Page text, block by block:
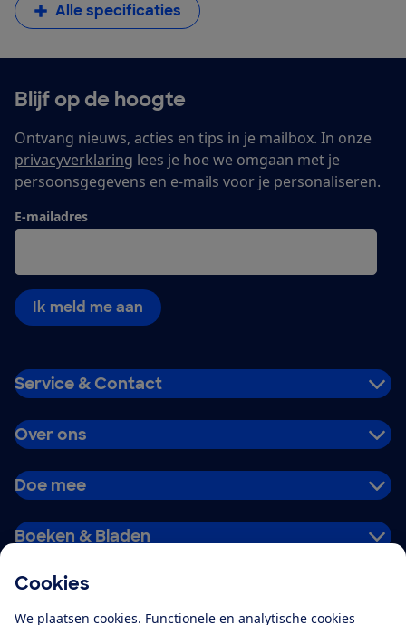
Cookies
We plaatsen cookies. Functionele en analytische cookies
Alle specificaties
Blijf op de hoogte
Ontvang nieuws, acties en tips in je mailbox. In onze
privacyverklaring lees je hoe we omgaan met je
persoonsgegevens en e-mails voor je personaliseren.
E-mailadres
Ik meld me aan
Service & Contact
Over ons
Doe mee
Boeken & Bladen